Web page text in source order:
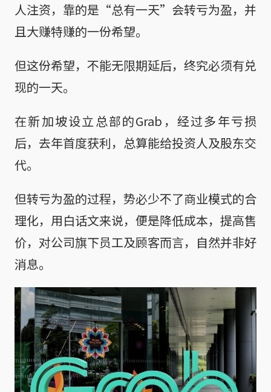
人注资，靠的是“总有一天”会转亏为盈，并
且大赚特赚的一份希望。
但这份希望，不能无限期延后，终究必须有兑
现的一天。
在新加坡设立总部的Grab，经过多年亏损
后，去年首度获利，总算能给投资人及股东交
代。
但转亏为盈的过程，势必少不了商业模式的合
理化，用白话文来说，便是降低成本，提高售
价，对公司旗下员工及顾客而言，自然并非好
消息。